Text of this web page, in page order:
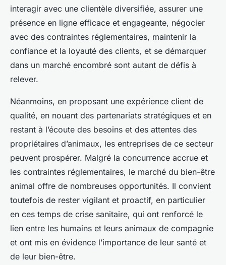
interagir avec une clientèle diversifiée, assurer une
présence en ligne efficace et engageante, négocier
avec des contraintes réglementaires, maintenir la
confiance et la loyauté des clients, et se démarquer
dans un marché encombré sont autant de défis à
relever.
Néanmoins, en proposant une expérience client de
qualité, en nouant des partenariats stratégiques et en
restant à l’écoute des besoins et des attentes des
propriétaires d’animaux, les entreprises de ce secteur
peuvent prospérer. Malgré la concurrence accrue et
les contraintes réglementaires, le marché du bien-être
animal offre de nombreuses opportunités. Il convient
toutefois de rester vigilant et proactif, en particulier
en ces temps de crise sanitaire, qui ont renforcé le
lien entre les humains et leurs animaux de compagnie
et ont mis en évidence l’importance de leur santé et
de leur bien-être.